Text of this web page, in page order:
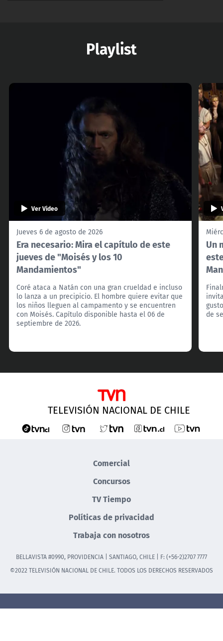
Playlist
Ver Video
Jueves 6 de agosto de 2026
Era necesario: Mira el capítulo de este
jueves de "Moisés y los 10
Mandamientos"
Coré ataca a Natán con una gran crueldad e incluso
lo lanza a un precipicio. El hombre quiere evitar que
los niños lleguen al campamento y se encuentren
con Moisés. Capítulo disponible hasta el 06 de
septiembre de 2026.
Un
de
TELEVISIÓN NACIONAL DE CHILE
Comercial
Concursos
TV Tiempo
Políticas de privacidad
Trabaja con nosotros
BELLAVISTA #0990, PROVIDENCIA | SANTIAGO, CHILE | F: (+56-2)2707 7777
©2022 TELEVISIÓN NACIONAL DE CHILE. TODOS LOS DERECHOS RESERVADOS